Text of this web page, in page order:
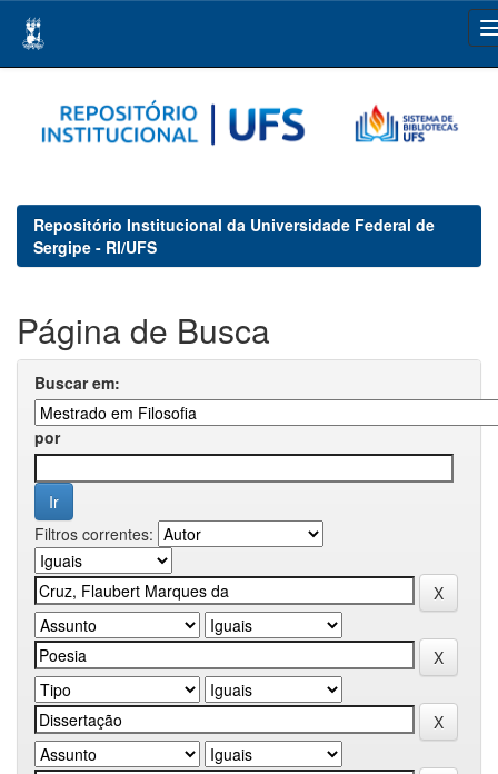
navigation
Repositório Institucional da Universidade Federal de
Sergipe - RI/UFS
Página de Busca
Buscar em:
por
Filtros correntes: